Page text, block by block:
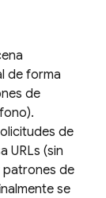
de forma
de
de
URLs (sin
patrones de
se